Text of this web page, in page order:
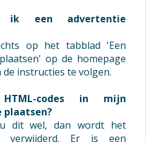
ik een advertentie
op het tabblad 'Een
op de homepage
instructies te volgen.
codes in mijn
dit wel, dan wordt het
verwijderd. Er is een